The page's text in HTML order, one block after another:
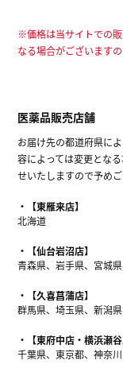
※価格は当サイトでの
なる場合がございます
医薬品販売店舗
お届け先の都道府県に
容によっては変更とな
せいたしますので予めご
【東雁来店】
北海道
【仙台岩沼店】
青森県、岩手県、宮城
【久喜菖蒲店】
群馬県、埼玉県、新潟
【東府中店・横浜瀬谷
千葉県、東京都、神奈